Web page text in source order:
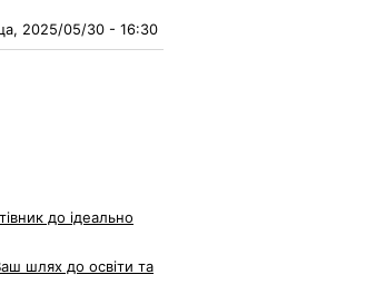
2025/05/30 - 16:30
до ідеально
шлях до освіти та